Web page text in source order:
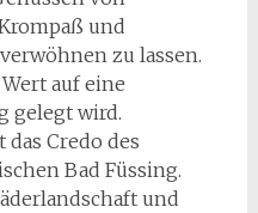
und
zu lassen.
auf eine
gelegt wird.
Credo des
Bad Füssing.
und